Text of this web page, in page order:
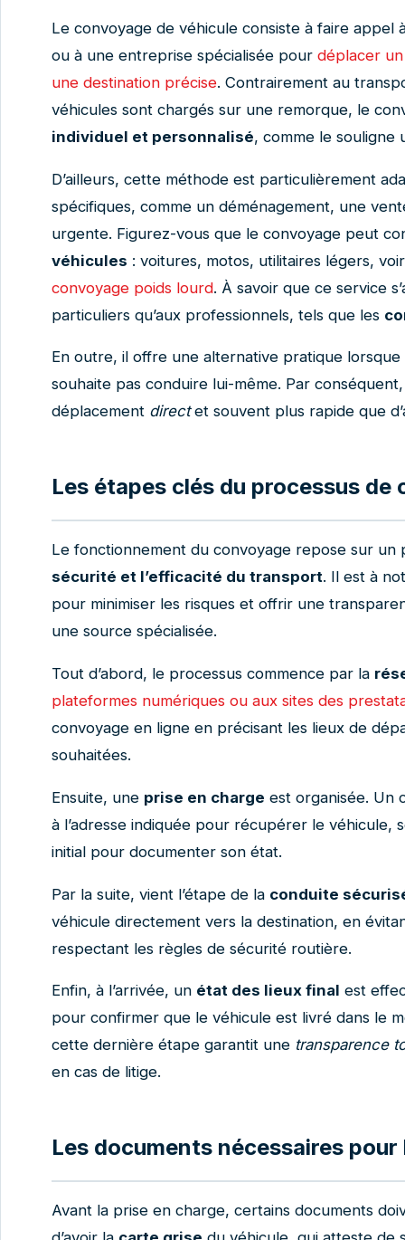
Le convoyage de véhicule consiste à faire appel
ou à une entreprise spécialisée pour déplacer
une destination précise. Contrairement au
véhicules sont chargés sur une remorque, le
individuel et personnalisé, comme le
D’ailleurs, cette méthode est particulièrement
spécifiques, comme un déménagement, une
urgente. Figurez-vous que le convoyage peut
véhicules : voitures, motos, utilitaires légers,
convoyage poids lourd. À savoir que ce service
particuliers qu’aux professionnels, tels que les
En outre, il offre une alternative pratique
souhaite pas conduire lui-même. Par
déplacement directet souvent plus rapide que
Les étapes clés du processus de
Le fonctionnement du convoyage repose sur
sécurité et l’efficacité du transport. Il est à
pour minimiser les risques et offrir une
une source spécialisée.
Tout d’abord, le processus commence par la
plateformes numériques ou aux sites des
convoyage en ligne en précisant les lieux de
souhaitées.
Ensuite, une prise en charge est organisée. Un
à l’adresse indiquée pour récupérer le véhicule,
initial pour documenter son état.
Par la suite, vient l’étape de la conduite
véhicule directement vers la destination, en
respectant les règles de sécurité routière.
Enfin, à l’arrivée, un état des lieux final est
pour confirmer que le véhicule est livré dans le
cette dernière étape garantit une transparence
en cas de litige.
Les documents nécessaires
Avant la prise en charge, certains documents